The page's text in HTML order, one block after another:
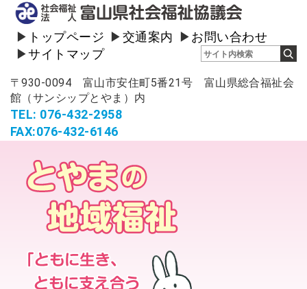
トップページ 交通案内
お問い合わせ
サイトマップ
〒930-0094 富山市安住町5番21号 富山県総合福祉会
館（サンシップとやま）内
TEL: 076-432-2958
FAX:076-432-6146